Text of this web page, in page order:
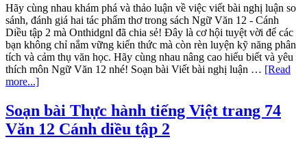
Hãy cùng nhau khám phá và thảo luận về việc viết bài nghị luận so
sánh, đánh giá hai tác phẩm thơ trong sách Ngữ Văn 12 - Cánh
Diều tập 2 mà Onthidgnl đã chia sẻ! Đây là cơ hội tuyệt vời để các
bạn không chỉ nắm vững kiến thức mà còn rèn luyện kỹ năng phân
tích và cảm thụ văn học. Hãy cùng nhau nâng cao hiểu biết và yêu
thích môn Ngữ Văn 12 nhé! Soạn bài Viết bài nghị luận … [Read
more...]about
bài
nghị
luận
Soạn bài Thực hành tiếng Việt trang 74
Văn 12 Cánh diều tập 2